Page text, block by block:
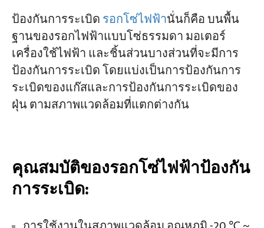
ป้องกันการระเบิดรอกโซ่ไฟฟ้านั่นก็คือ บนพื้น
ฐานของรอกไฟฟ้าแบบโซ่ธรรมดา มอเตอร์
เครื่องใช้ไฟฟ้า และชิ้นส่วนบางส่วนที่จะมีการ
ป้องกันการระเบิด โดยแบ่งเป็นการป้องกันการ
ระเบิดของแก๊สและการป้องกันการระเบิดของ
ฝุ่น ตามสภาพแวดล้อมที่แตกต่างกัน
คุณสมบัติของรอกโซ่ไฟฟ้าป้องกัน
การระเบิด: